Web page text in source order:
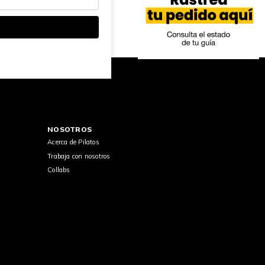
NOSOTROS
Acerca de Pilatos
Trabaja con nosotros
Collabs